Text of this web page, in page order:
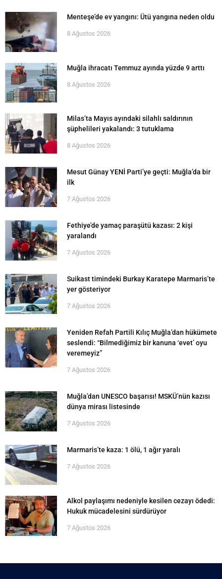
Menteşe’de ev yangını: Ütü yangına neden oldu
8 Ağustos 2026
Muğla ihracatı Temmuz ayında yüzde 9 arttı
8 Ağustos 2026
Milas’ta Mayıs ayındaki silahlı saldırının
şüphelileri yakalandı: 3 tutuklama
8 Ağustos 2026
Mesut Günay YENİ Parti’ye geçti: Muğla’da bir
ilk
7 Ağustos 2026
Fethiye’de yamaç paraşütü kazası: 2 kişi
yaralandı
7 Ağustos 2026
Suikast timindeki Burkay Karatepe Marmaris’te
yer gösteriyor
7 Ağustos 2026
Yeniden Refah Partili Kılıç Muğla’dan hükümete
seslendi: “Bilmediğimiz bir kanuna ‘evet’ oyu
veremeyiz”
7 Ağustos 2026
Muğla’dan UNESCO başarısı! MSKÜ’nün kazısı
dünya mirası listesinde
7 Ağustos 2026
Marmaris’te kaza: 1 ölü, 1 ağır yaralı
7 Ağustos 2026
Alkol paylaşımı nedeniyle kesilen cezayı ödedi:
Hukuk mücadelesini sürdürüyor
7 Ağustos 2026